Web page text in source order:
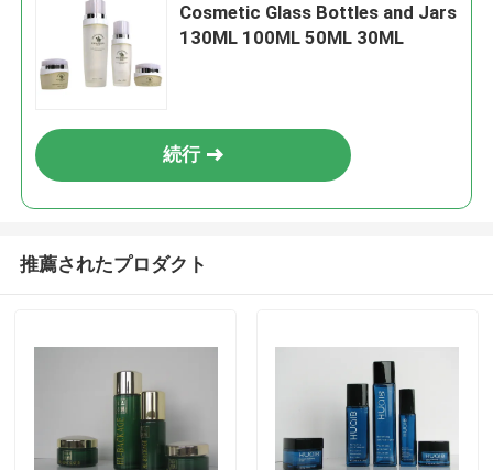
Cosmetic Glass Bottles and Jars
130ML 100ML 50ML 30ML
続行
推薦されたプロダクト